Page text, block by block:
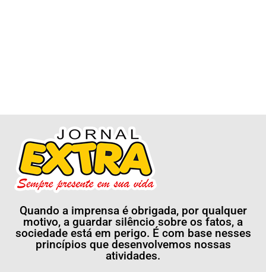
Quando a imprensa é obrigada, por qualquer
motivo, a guardar silêncio sobre os fatos, a
sociedade está em perigo. É com base nesses
princípios que desenvolvemos nossas
atividades.